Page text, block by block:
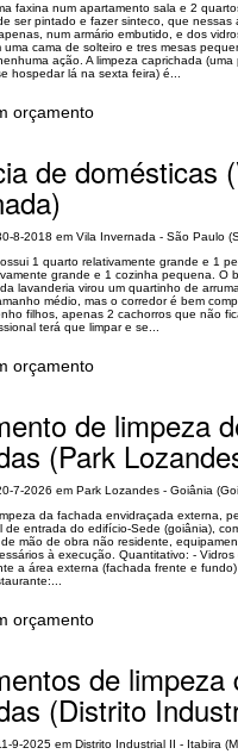
faxina num apartamento sala e 2
ser pintado e fazer sinteco, que nessas
num armário embutido, e dos
uma cama de solteiro e tres mesas
ação. A limpeza caprichada (uma
hospedar lá na sexta feira) é...
orçamento
de domésticas
8-2018 em Vila Invernada - São Paulo
1 quarto relativamente grande e 1
grande e 1 cozinha pequena. O
lavanderia virou um quartinho de
médio, mas o corredor é bem
filhos, apenas 2 cachorros que não
terá que limpar e se...
orçamento
de limpeza
(Park
7-2026 em Park Lozandes - Goiânia
da fachada envidraçada externa,
de entrada do edifício-Sede (goiânia),
mão de obra não residente,
à execução. Quantitativo: -
a área externa (fachada frente e fundo)
orçamento
de limpeza
(Distrito
9-2025 em Distrito Industrial II - Itabira